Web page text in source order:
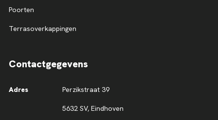
Poorten
Terrasoverkappingen
Contactgegevens
Adres Perzikstraat 39
5632 SV, Eindhoven